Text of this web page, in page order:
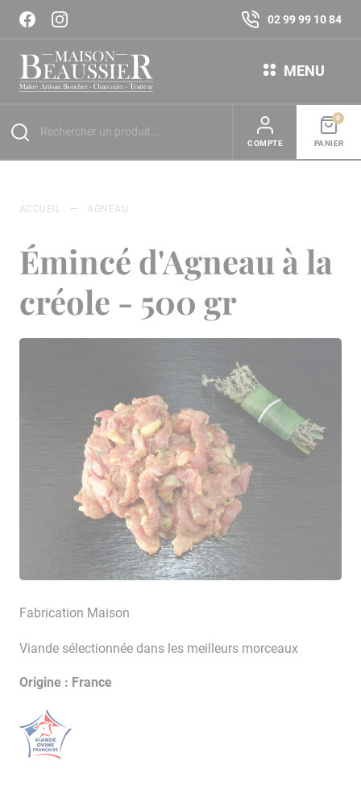
02 99 99 10 84
MENU
COMPTE PANIER
0
ACCUEIL AGNEAU
Émincé d'Agneau à la
créole - 500 gr
Fabrication Maison
Viande sélectionnée dans les meilleurs morceaux
Origine : France